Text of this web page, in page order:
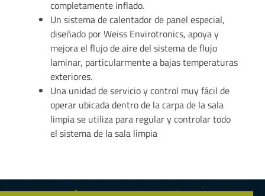
completamente inflado.
Un sistema de calentador de panel especial,
diseñado por Weiss Envirotronics, apoya y
mejora el flujo de aire del sistema de flujo
laminar, particularmente a bajas temperaturas
exteriores.
Una unidad de servicio y control muy fácil de
operar ubicada dentro de la carpa de la sala
limpia se utiliza para regular y controlar todo
el sistema de la sala limpia